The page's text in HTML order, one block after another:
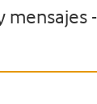
mensajes